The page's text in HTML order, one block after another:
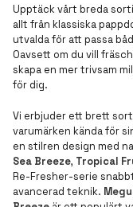
Upptäck vårt breda
allt från klassiska
utvalda för att passa
Oavsett om du vill
skapa en mer trivsam
för dig.
Vi erbjuder ett brett
varumärken kända för
en stilren design med
Sea Breeze, Tropical
Re-Fresher-serie
avancerad teknik.